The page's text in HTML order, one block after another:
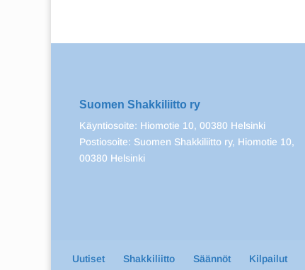
Suomen Shakkiliitto ry
Käyntiosoite: Hiomotie 10, 00380 Helsinki
Postiosoite: Suomen Shakkiliitto ry, Hiomotie 10,
00380 Helsinki
Uutiset Shakkiliitto Säännöt Kilpailut